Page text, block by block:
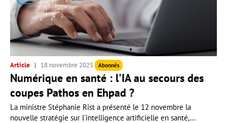
Article 18 novembre 2025 Abonnés
Numérique en santé : l'IA au secours des
coupes Pathos en Ehpad ?
La ministre Stéphanie Rist a présenté le 12 novembre la
nouvelle stratégie sur l'intelligence artificielle en santé,...